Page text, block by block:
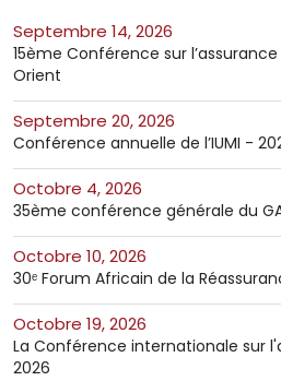
septembre 14, 2026
15ème Conférence sur
Orient
septembre 20, 2026
Conférence annuelle de l’IUMI -
octobre 4, 2026
35ème conférence générale du
octobre 10, 2026
30ᵉ Forum Africain de la
octobre 19, 2026
La Conférence internationale sur
2026